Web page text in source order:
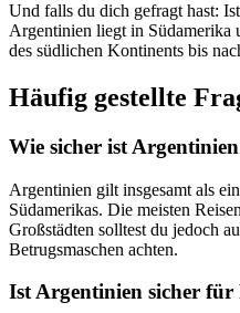
Und falls du dich gefragt hast:
Argentinien liegt in Südamerika
des südlichen Kontinents bis
Häufig gestellte
Wie sicher ist
Argentinien gilt insgesamt als
Südamerikas. Die meisten
Großstädten solltest du jedoch
Betrugsmaschen achten.
Ist Argentinien sicher für